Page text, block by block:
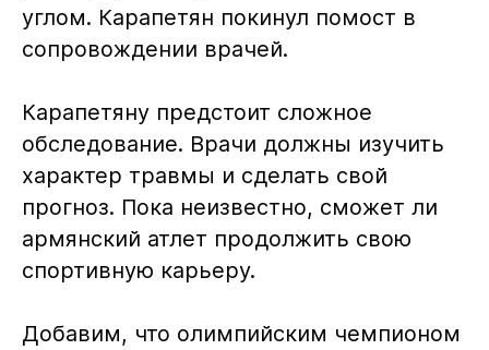
углом. Карапетян покинул помост в
сопровождении врачей.
Карапетяну предстоит сложное
обследование. Врачи должны изучить
характер травмы и сделать свой
прогноз. Пока неизвестно, сможет ли
армянский атлет продолжить свою
спортивную карьеру.
Добавим, что олимпийским чемпионом